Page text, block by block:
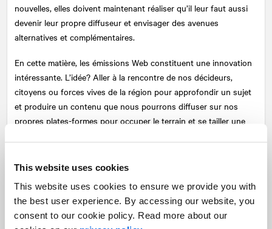
This website uses cookies
This website uses cookies to ensure we provide you with
the best user experience. By accessing our website, you
consent to our cookie policy. Read more about our
nouvelles, elles doivent maintenant réaliser qu’il leur faut aussi
devenir leur propre diffuseur et envisager des avenues
alternatives et complémentaires.
En cette matière, les émissions Web constituent une innovation
intéressante. L’idée? Aller à la rencontre de nos décideurs,
citoyens ou forces vives de la région pour approfondir un sujet
et produire un contenu que nous pourrons diffuser sur nos
propres plates-formes pour occuper le terrain et se tailler une
surtout trouver le bon équilibre pour ne pas tomber dans
Par ailleurs, et c’est dans l’ère du temps, de plus en plus de
municipalités migrent vers les applications mobiles. Le parcours